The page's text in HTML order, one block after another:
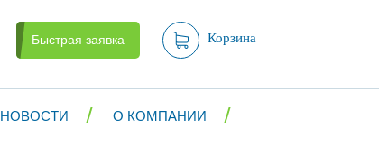
Быстрая заявка Корзина
НОВОСТИ О КОМПАНИИ